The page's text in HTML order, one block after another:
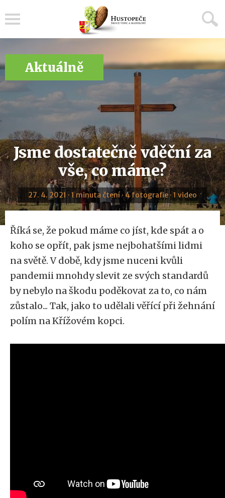
Aktuálně
Jsme dostatečně vděční za
vše, co máme?
27. 4. 2021 · 1 minuta čtení · 4 fotografie · 1 video
Říká se, že pokud máme co jíst, kde spát a o
koho se opřít, pak jsme nejbohatšími lidmi
na světě. V době, kdy jsme nuceni kvůli
pandemii mnohdy slevit ze svých standardů
by nebylo na škodu poděkovat za to, co nám
zůstalo... Tak, jako to udělali věřící při žehnání
polím na Křížovém kopci.